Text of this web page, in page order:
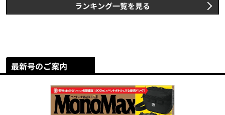
ランキング一覧を見る
最新号のご案内